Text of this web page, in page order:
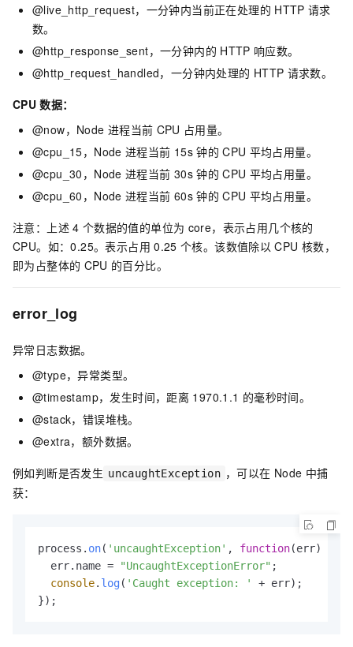
@live_http_request，一分钟内当前正在处理的 HTTP 请求
数。
@http_response_sent，一分钟内的 HTTP 响应数。
@http_request_handled，一分钟内处理的 HTTP 请求数。
CPU 数据：
@now，Node 进程当前 CPU 占用量。
@cpu_15，Node 进程当前 15s 钟的 CPU 平均占用量。
@cpu_30，Node 进程当前 30s 钟的 CPU 平均占用量。
@cpu_60，Node 进程当前 60s 钟的 CPU 平均占用量。
注意：上述 4 个数据的值的单位为 core，表示占用几个核的
CPU。如：0.25。表示占用 0.25 个核。该数值除以 CPU 核数，
即为占整体的 CPU 的百分比。
error_log
异常日志数据。
@type，异常类型。
@timestamp，发生时间，距离 1970.1.1 的毫秒时间。
@stack，错误堆栈。
@extra，额外数据。
例如判断是否发生 uncaughtException ，可以在 Node 中捕
获：
process. on( 'uncaughtException' , function(err) {
  err.
name = "UncaughtExceptionError" ;
console. log( 'Caught exception: '
+ err);
});